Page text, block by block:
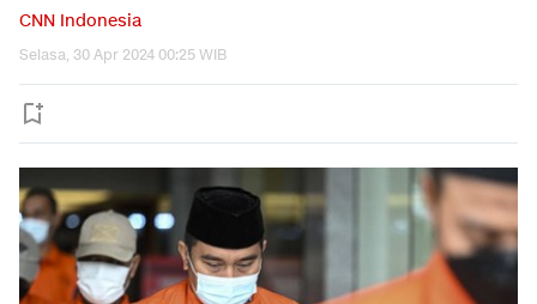
CNN Indonesia
Selasa, 30 Apr 2024 00:25 WIB